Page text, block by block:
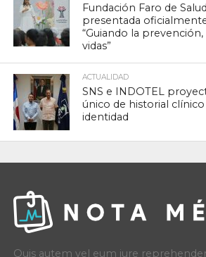
Fundación Faro de
presentada
“Guiando la
vidas”
ACTUALIDAD
SNS e INDOTEL
único de historial
identidad
Quis autem vel eum iure